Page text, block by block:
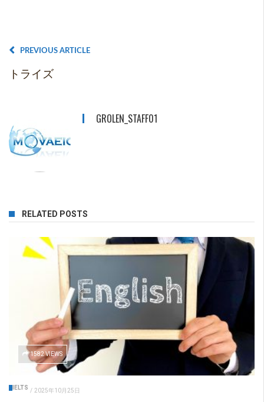
PREVIOUS ARTICLE
トライズ
GROLEN_STAFF01
RELATED POSTS
1582 VIEWS
IELTS / 2025年10月25日